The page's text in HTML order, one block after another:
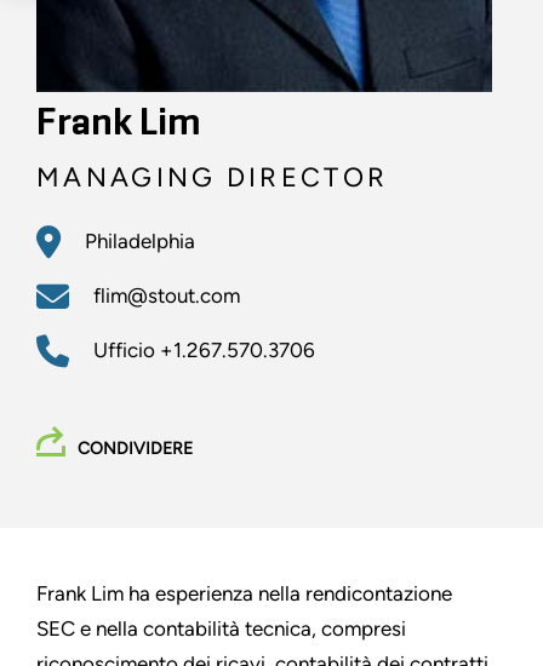
Frank Lim
MANAGING DIRECTOR
Philadelphia
flim@stout.com
Ufficio +1.267.570.3706
CONDIVIDERE
Frank Lim ha esperienza nella rendicontazione
SEC e nella contabilità tecnica, compresi